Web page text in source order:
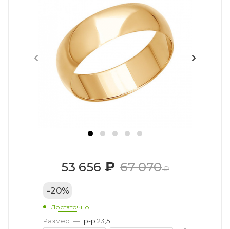
53 656 ₽ 67 070₽
-20%
Достаточно
Размер — р-р 23,5